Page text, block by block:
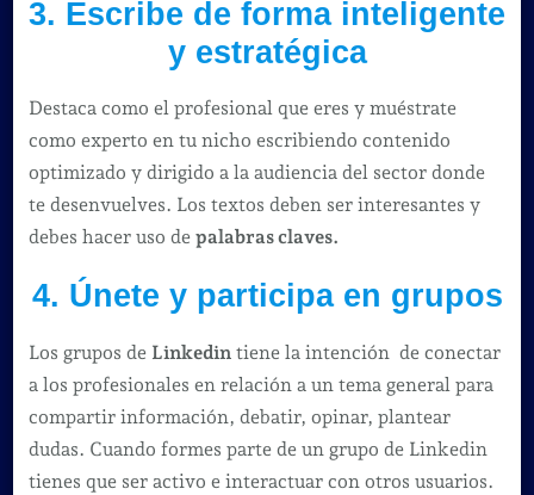
3. Escribe de forma inteligente
y estratégica
Destaca como el profesional que eres y muéstrate
como experto en tu nicho escribiendo contenido
optimizado y dirigido a la audiencia del sector donde
te desenvuelves. Los textos deben ser interesantes y
debes hacer uso de palabras claves.
4. Únete y participa en grupos
Los grupos de Linkedintiene la intención de conectar
a los profesionales en relación a un tema general para
compartir información, debatir, opinar, plantear
dudas. Cuando formes parte de un grupo de Linkedin
tienes que ser activo e interactuar con otros usuarios.